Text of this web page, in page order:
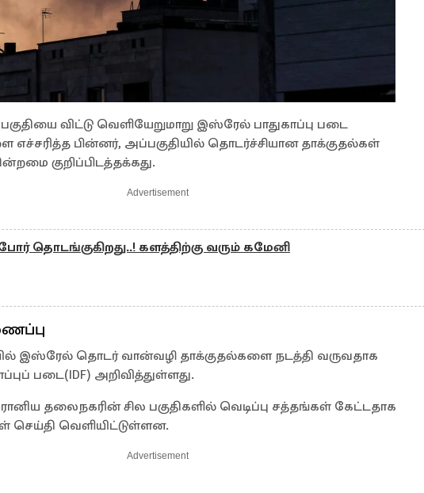
விட்டு வெளியேறுமாறு இஸ்ரேல் பாதுகாப்பு படை
எச்சரித்த பின்னர், அப்பகுதியில் தொடர்ச்சியான தாக்குதல்கள்
குறிப்பிடத்தக்கது.
Advertisement
தொடங்குகிறது..! களத்திற்கு வரும் கமேனி
இஸ்ரேல் தொடர் வான்வழி தாக்குதல்களை நடத்தி வருவதாக
படை(IDF) அறிவித்துள்ளது.
தலைநகரின் சில பகுதிகளில் வெடிப்பு சத்தங்கள் கேட்டதாக
செய்தி வெளியிட்டுள்ளன.
Advertisement